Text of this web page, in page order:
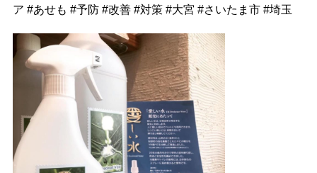
ア #あせも #予防 #改善 #対策 #大宮 #さいたま市 #埼玉